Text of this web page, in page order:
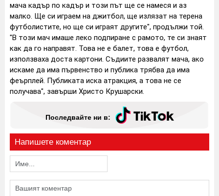
мача кадър по кадър и този път ще се намеся и аз
малко. Ще си играем на джитбол, ще излязат на терена
футболистите, но ще си играят другите", продължи той.
"В този мач имаше леко подпиране с рамото, те си знаят
как да го направят. Това не е балет, това е футбол,
използваха доста картони. Съдиите развалят мача, ако
искаме да има първенство и публика трябва да има
феърплей. Публиката иска атракция, а това не се
получава", завърши Христо Крушарски.
Последвайте ни в:
Напишете коментар